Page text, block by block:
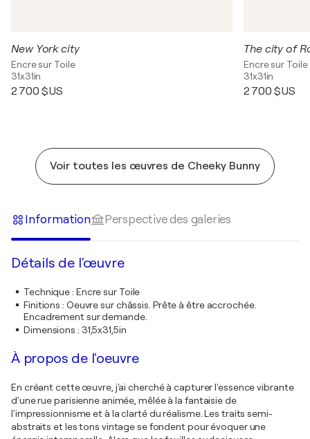
New York city
Encre sur Toile
31x31in
2 700 $US
The city of
Encre sur Toile
31x31in
2 700 $US
Voir toutes les œuvres de Cheeky Bunny
Information Perspective des galeries
Détails de l'œuvre
Technique: Encre sur Toile
Finitions : Oeuvre sur châssis. Prête à être accrochée.
Encadrement sur demande.
Dimensions : 31,5x31,5in
À propos de l'oeuvre
En créant cette œuvre, j'ai cherché à capturer l'essence vibrante
d'une rue parisienne animée, mêlée à la fantaisie de
l'impressionnisme et à la clarté du réalisme. Les traits semi-
abstraits et les tons vintage se fondent pour évoquer une